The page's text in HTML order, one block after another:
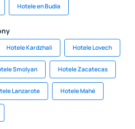
Hotele en Budia
Hotele Kardzhali Hotele Lovech
Smolyan Hotele Zacatecas
Lanzarote Hotele Mahé